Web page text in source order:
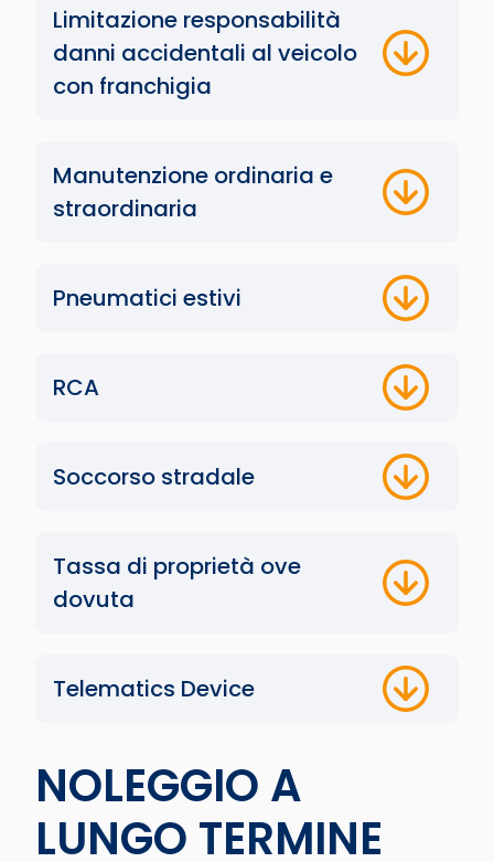
Limitazione responsabilità
danni accidentali al veicolo
con franchigia
Manutenzione ordinaria e
straordinaria
Pneumatici estivi
RCA
Soccorso stradale
Tassa di proprietà ove
dovuta
Telematics Device
NOLEGGIO A
LUNGO TERMINE